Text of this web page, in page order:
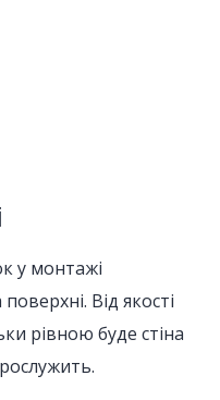
у монтажі
Від якості
рівною буде стіна